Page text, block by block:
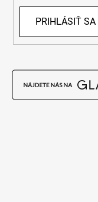
PRIHLÁSIŤ SA